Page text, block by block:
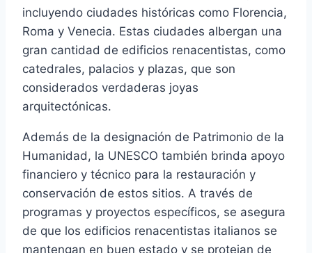
incluyendo ciudades históricas como Florencia,
Roma y Venecia. Estas ciudades albergan una
gran cantidad de edificios renacentistas, como
catedrales, palacios y plazas, que son
considerados verdaderas joyas
arquitectónicas.
Además de la designación de Patrimonio de la
Humanidad, la UNESCO también brinda apoyo
financiero y técnico para la restauración y
conservación de estos sitios. A través de
programas y proyectos específicos, se asegura
de que los edificios renacentistas italianos se
mantengan en buen estado y se protejan de